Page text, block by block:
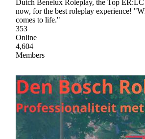
Dutch Benelux Roleplay, the Top ER:LC
now, for the best roleplay experience!
comes to life."
353
Online
4,604
Members